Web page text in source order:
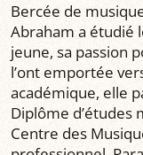
Bercée de
Abraham a étudié
jeune, sa passion
l’ont emportée
académique, elle
Diplôme d’études
Centre des